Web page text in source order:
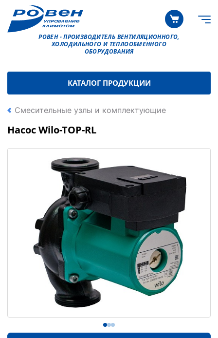
РОВЕН - ПРОИЗВОДИТЕЛЬ ВЕНТИЛЯЦИОННОГО,
ХОЛОДИЛЬНОГО И ТЕПЛООБМЕННОГО
ОБОРУДОВАНИЯ
КАТАЛОГ ПРОДУКЦИИ
Смесительные узлы и комплектующие
Насос Wilo-TOP-RL